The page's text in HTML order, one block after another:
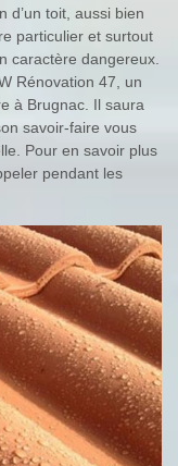
d’un toit, aussi bien
particulier et surtout
caractère dangereux.
Rénovation 47, un
à Brugnac. Il saura
savoir-faire vous
Pour en savoir plus
pendant les